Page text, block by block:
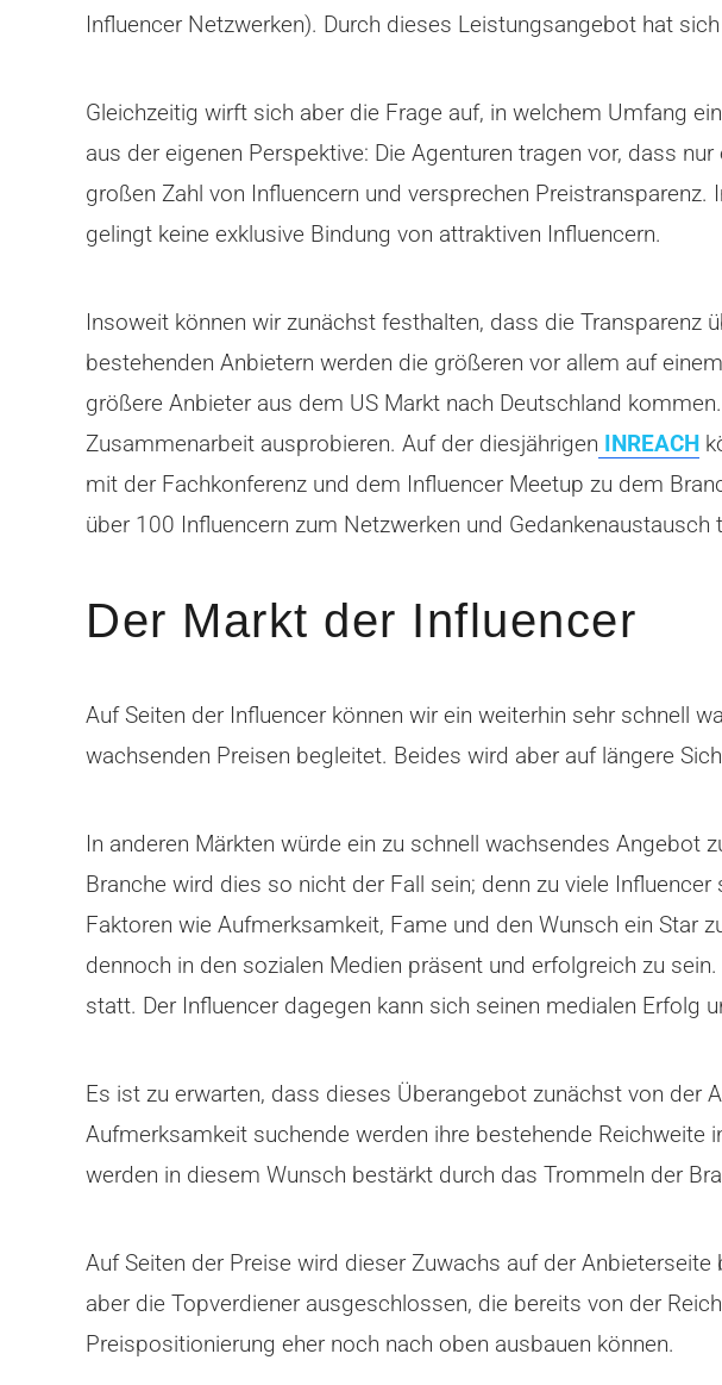
Influencer Netzwerken). Durch dieses Leistungsangebot hat
Gleichzeitig wirft sich aber die Frage auf, in welchem Umfang
aus der eigenen Perspektive: Die Agenturen tragen vor, dass
großen Zahl von Influencern und versprechen
gelingt keine exklusive Bindung von attraktiven Influencern.
Insoweit können wir zunächst festhalten, dass die
bestehenden Anbietern werden die größeren vor allem auf
größere Anbieter aus dem US Markt nach Deutschland
Zusammenarbeit ausprobieren. Auf der diesjährigen INREACH
mit der Fachkonferenz und dem Influencer Meetup zu dem
über 100 Influencern zum Netzwerken und Gedankenaustausch
Der Markt der Influencer
Auf Seiten der Influencer können wir ein weiterhin sehr schnell
wachsenden Preisen begleitet. Beides wird aber auf längere
In anderen Märkten würde ein zu schnell wachsendes Angebot
Branche wird dies so nicht der Fall sein; denn zu viele
Faktoren wie Aufmerksamkeit, Fame und den Wunsch ein Star
dennoch in den sozialen Medien präsent und erfolgreich zu
statt. Der Influencer dagegen kann sich seinen medialen Erfolg
Es ist zu erwarten, dass dieses Überangebot zunächst von der
Aufmerksamkeit suchende werden ihre bestehende Reichweite
werden in diesem Wunsch bestärkt durch das Trommeln der
Auf Seiten der Preise wird dieser Zuwachs auf der
aber die Topverdiener ausgeschlossen, die bereits von der
Preispositionierung eher noch nach oben ausbauen können.